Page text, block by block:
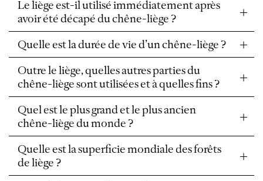
Le liège est-il utilisé immédiatement après
avoir été décapé du chêne-liège ?
Quelle est la durée de vie d’un chêne-liège ?
Outre le liège, quelles autres parties du
chêne-liège sont utilisées et à quelles fins ?
Quel est le plus grand et le plus ancien
chêne-liège du monde ?
Quelle est la superficie mondiale des forêts
de liège ?